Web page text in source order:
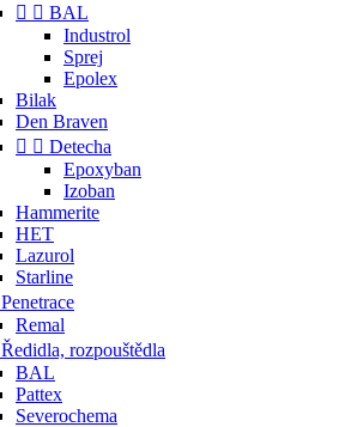
  BAL
Industrol
Sprej
Epolex
Bilak
Den Braven
  Detecha
Epoxyban
Izoban
Hammerite
HET
Lazurol
Starline
Penetrace
Remal
Ředidla, rozpouštědla
BAL
Pattex
Severochema